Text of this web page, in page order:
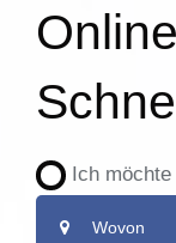
Ich möchte
Wovon